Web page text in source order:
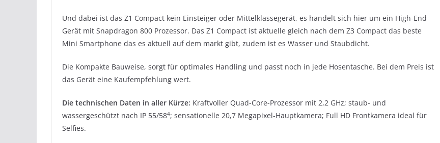
Und dabei ist das Z1 Compact kein Einsteiger oder Mittelklassegerät, es handelt sich hier um ein High-End
Gerät mit Snapdragon 800 Prozessor. Das Z1 Compact ist aktuelle gleich nach dem Z3 Compact das beste
Mini Smartphone das es aktuell auf dem markt gibt, zudem ist es Wasser und Staubdicht.
Die Kompakte Bauweise, sorgt für optimales Handling und passt noch in jede Hosentasche. Bei dem Preis ist
das Gerät eine Kaufempfehlung wert.
Die technischen Daten in aller Kürze: Kraftvoller Quad-Core-Prozessor mit 2,2 GHz; staub- und
wassergeschützt nach IP 55/584; sensationelle 20,7 Megapixel-Hauptkamera; Full HD Frontkamera ideal für
Selfies.